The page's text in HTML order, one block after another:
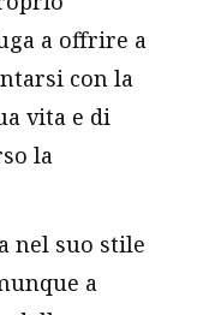
a offrire a
con la
vita e di
la
nel suo stile
a